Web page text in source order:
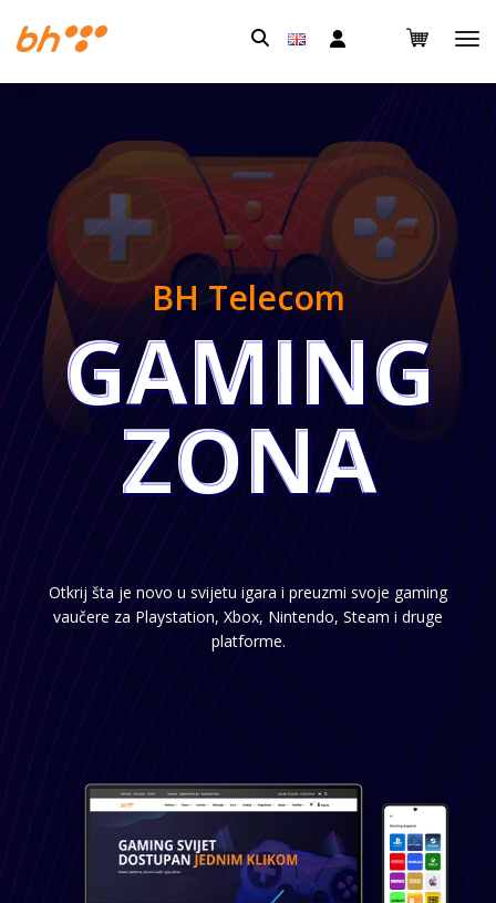
BH Telecom
GAMING
ZONA
GAMING
ZONA
Otkrij šta je novo u svijetu igara i preuzmi svoje gaming
vaučere za Playstation, Xbox, Nintendo, Steam i druge
platforme.